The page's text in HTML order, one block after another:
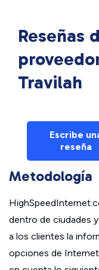
Reseñas
Travilah
Escribe
reseña
Metodología
dentro de ciudades
a los clientes la
opciones de